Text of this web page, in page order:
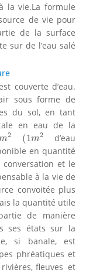
la vie.La formule
de vie pour
de la surface
sur de l’eau salé
couverte d’eau.
sous forme de
du sol, en tant
en eau de la
2
km2(1m2
(1 m2 d’eau
en quantité
et le
à la vie de
convoitée plus
la quantité utile
de manière
ses états sur la
si banale, est
phréatiques et
fleuves et